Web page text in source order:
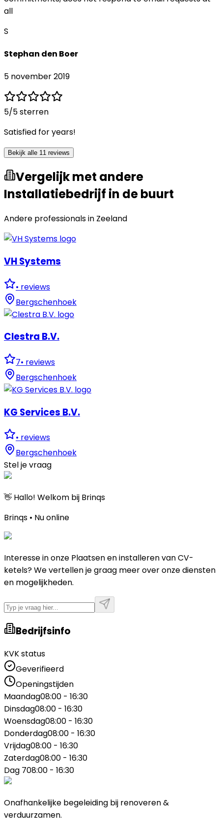
all
S
Stephan den Boer
5 november 2019
5/5 sterren
Satisfied for years!
Bekijk alle 11 reviews
Vergelijk met andere
Installatiebedrijf in de buurt
Andere professionals in Zeeland
VH Systems
• reviews
Bergschenhoek
Clestra B.V.
7• reviews
Bergschenhoek
KG Services B.V.
• reviews
Bergschenhoek
Stel je vraag
👋 Hallo! Welkom bij Brinqs
Brinqs • Nu online
Interesse in onze Plaatsen en installeren van CV-
ketels? We vertellen je graag meer over onze diensten
en mogelijkheden.
Bedrijfsinfo
KVK status
Geverifieerd
Openingstijden
Maandag08:00 - 16:30
Dinsdag08:00 - 16:30
Woensdag08:00 - 16:30
Donderdag08:00 - 16:30
Vrijdag08:00 - 16:30
Zaterdag08:00 - 16:30
Dag 708:00 - 16:30
Onafhankelijke begeleiding bij renoveren &
verduurzamen.